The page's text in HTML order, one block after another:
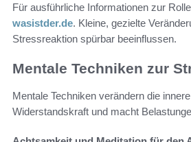
Für ausführliche Informationen zur
wasistder.de. Kleine, gezielte
Stressreaktion spürbar beeinflussen.
Mentale Techniken zur
Mentale Techniken verändern die
Widerstandskraft und macht